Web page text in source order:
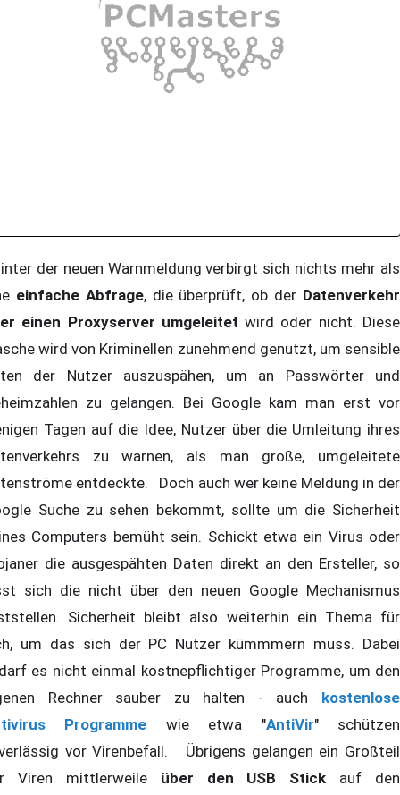
der neuen Warnmeldung verbirgt sich nichts mehr als
einfache Abfrage, die überprüft, ob der Datenverkehr
einen Proxyserver umgeleitetwird oder nicht. Diese
wird von Kriminellen zunehmend genutzt, um sensible
der Nutzer auszuspähen, um an Passwörter und
zu gelangen. Bei Google kam man erst vor
Tagen auf die Idee, Nutzer über die Umleitung ihres
zu warnen, als man große, umgeleitete
entdeckte. Doch auch wer keine Meldung in der
Suche zu sehen bekommt, sollte um die Sicherheit
Computers bemüht sein. Schickt etwa ein Virus oder
die ausgespähten Daten direkt an den Ersteller, so
sich die nicht über den neuen Google Mechanismus
Sicherheit bleibt also weiterhin ein Thema für
um das sich der PC Nutzer kümmmern muss. Dabei
es nicht einmal kostnepflichtiger Programme, um den
Rechner sauber zu halten - auch kostenlose
Programme wie etwa "AntiVir" schützen
vor Virenbefall. Übrigens gelangen ein Großteil
Viren mittlerweileüber den USB Stick auf den